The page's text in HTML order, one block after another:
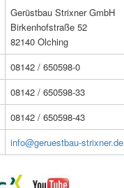
Gerüstbau Strixner GmbH
Birkenhofstraße 52
82140 Olching
08142 / 650598-0
08142 / 650598-33
08142 / 650598-43
info@geruestbau-strixner.de